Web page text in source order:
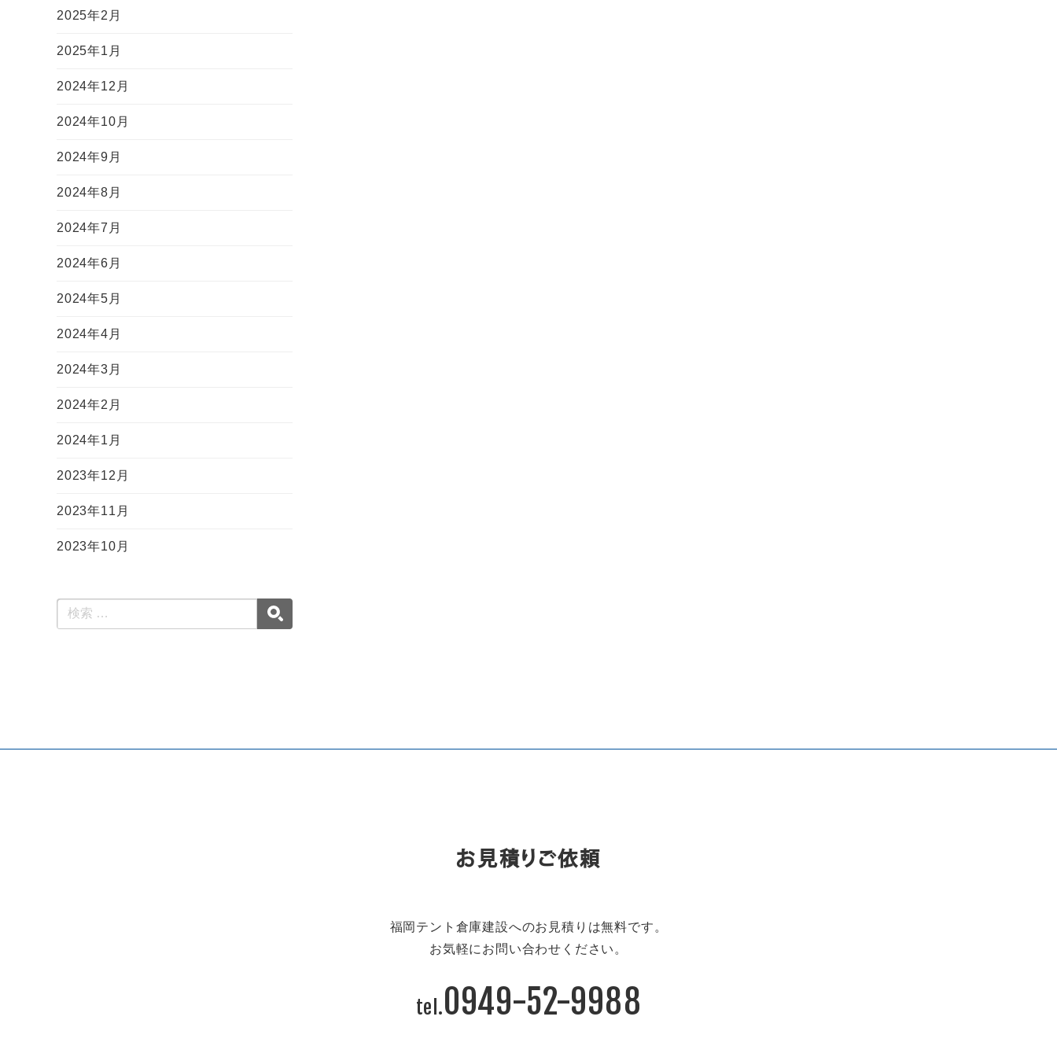
2025年2月
2025年1月
2024年12月
2024年10月
2024年9月
2024年8月
2024年7月
2024年6月
2024年5月
2024年4月
2024年3月
2024年2月
2024年1月
2023年12月
2023年11月
2023年10月
お見積りご依頼
福岡テント倉庫建設へのお見積りは無料です。
お気軽にお問い合わせください。
0949-52-9988